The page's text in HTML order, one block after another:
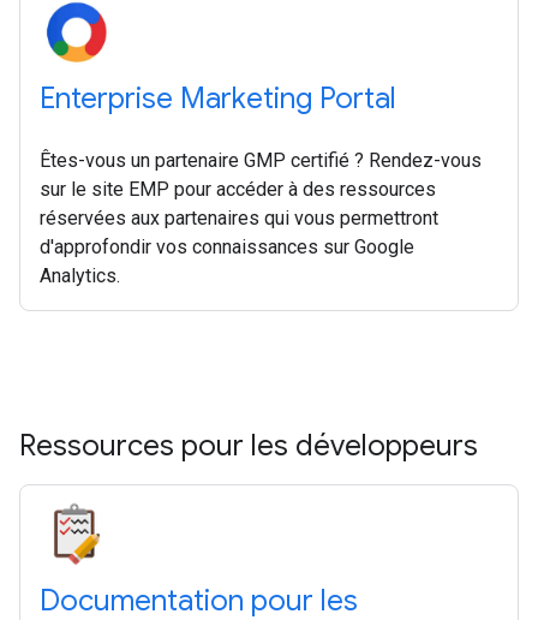
Enterprise Marketing Portal
Êtes-vous un partenaire GMP certifié ? Rendez-vous
sur le site EMP pour accéder à des ressources
réservées aux partenaires qui vous permettront
d'approfondir vos connaissances sur Google
Analytics.
Ressources pour les développeurs
Documentation pour les